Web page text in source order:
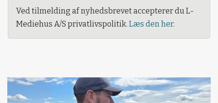
Ved tilmelding af nyhedsbrevet accepterer du L-
Mediehus A/S privatlivspolitik. Læs den her.